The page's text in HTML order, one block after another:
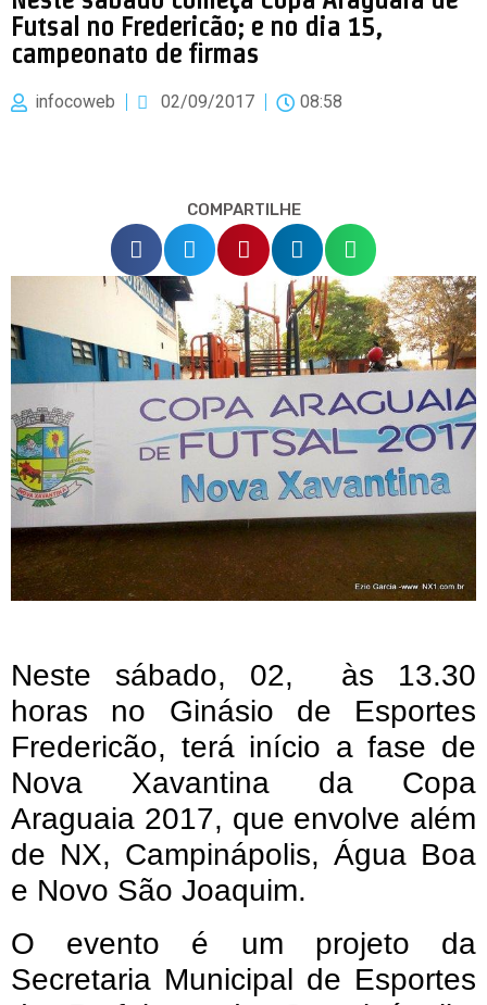
Futsal no Fredericão; e no dia 15,
campeonato de firmas
infocoweb 02/09/2017 08:58
COMPARTILHE
Neste sábado, 02, às 13.30
horas no Ginásio de Esportes
Fredericão, terá início a fase de
Nova Xavantina da Copa
Araguaia 2017, que envolve além
de NX, Campinápolis, Água Boa
e Novo São Joaquim.
O evento é um projeto da
Secretaria Municipal de Esportes